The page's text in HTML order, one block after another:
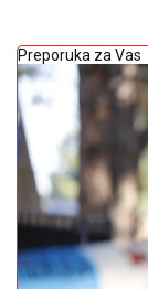
Preporuka za Vas